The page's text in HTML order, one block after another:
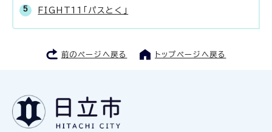
FIGHT11「パスとく」
前のページへ戻る トップページへ戻る